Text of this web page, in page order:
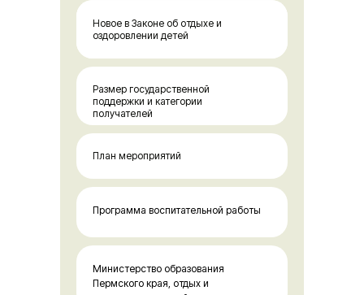
План мероприятий
Размер государственной
поддержки и категории
получателей
График заездов и стоимость
Новое в Законе об отдыхе и
оздоровлении детей
Министерство образования
Пермского края, отдых и
Программа воспитательной работы